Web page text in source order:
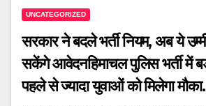
UNCATEGORIZED
सरकार ने बदले भर्ती नियम, अब ये
सकेंगे आवेदनहिमाचल पुलिस भर्ती में
पहले से ज्यादा युवाओं को मिलेगा